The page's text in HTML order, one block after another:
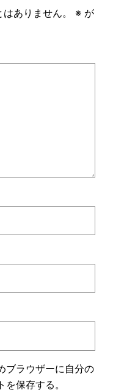
ありません。 ※が
ブラウザーに自分の
保存する。